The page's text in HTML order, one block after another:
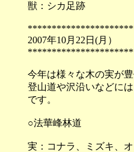
獣：シカ足跡
2007年10月22
今年は様々な木の実が豊
登山道や沢沿いなどに
です。
○法華峰林道
実：コナラ、ミズキ、